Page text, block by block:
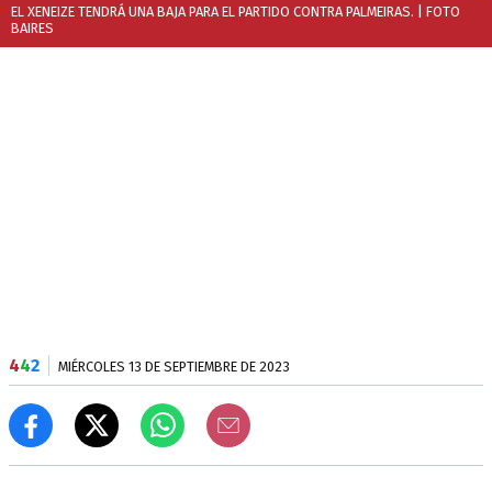
EL XENEIZE TENDRÁ UNA BAJA PARA EL PARTIDO CONTRA PALMEIRAS. | FOTO
BAIRES
442 MIÉRCOLES 13 DE SEPTIEMBRE DE 2023